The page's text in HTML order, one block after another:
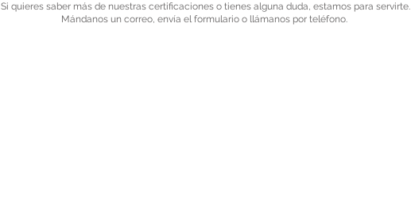
Si quieres saber más de nuestras certificaciones o tienes alguna duda, estamos para servirte.
Mándanos un correo, envía el formulario o llámanos por teléfono.